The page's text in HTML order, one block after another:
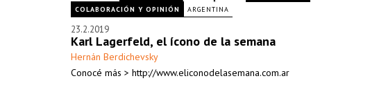
COLABORACIÓN Y OPINIÓN ARGENTINA
23.2.2019
Karl Lagerfeld, el ícono de la semana
Hernán Berdichevsky
Conocé más > http://www.eliconodelasemana.com.ar